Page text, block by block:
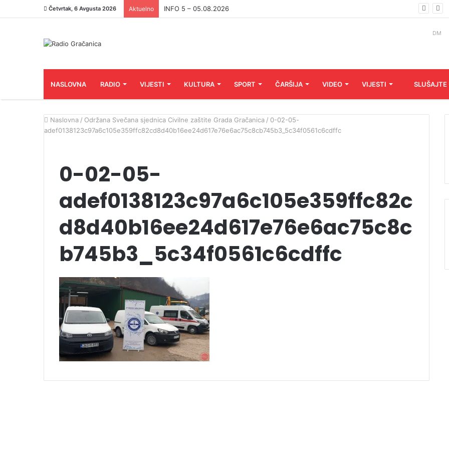
Četvrtak, 6 Avgusta 2026 Aktuelno INFO 5 – 04.08.2026.
DM
NASLOVNA RADIO VIJESTI KULTURA SPORT ČARŠIJA VIDEO VIJESTI SLUŠAJTE
Naslovna / Održana Svečana sjednica Civilne zaštite Grada Gračanica / 0-02-05-
adef0138123c97a6c105e359ffc82cd8d40b16ee24d617e76e6ac75c8cb745b3_5c34f0561c6cdffc
0-02-05-
adef0138123c97a6c105e359ffc82c
d8d40b16ee24d617e76e6ac75c8c
b745b3_5c34f0561c6cdffc